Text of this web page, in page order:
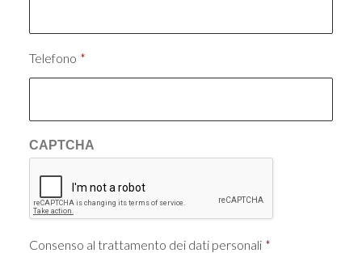
Telefono *
CAPTCHA
Consenso al trattamento dei dati personali *